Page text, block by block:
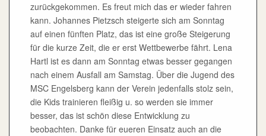
zurückgekommen. Es freut mich das er wieder fahren
kann. Johannes Pietzsch steigerte sich am Sonntag
auf einen fünften Platz, das ist eine große Steigerung
für die kurze Zeit, die er erst Wettbewerbe fährt. Lena
Hartl ist es dann am Sonntag etwas besser gegangen
nach einem Ausfall am Samstag. Über die Jugend des
MSC Engelsberg kann der Verein jedenfalls stolz sein,
die Kids trainieren fleißig u. so werden sie immer
besser, das ist schön diese Entwicklung zu
beobachten. Danke für eueren Einsatz auch an die